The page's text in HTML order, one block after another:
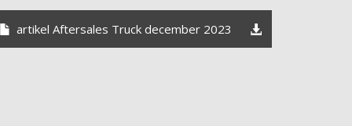
artikel Aftersales Truck december 2023